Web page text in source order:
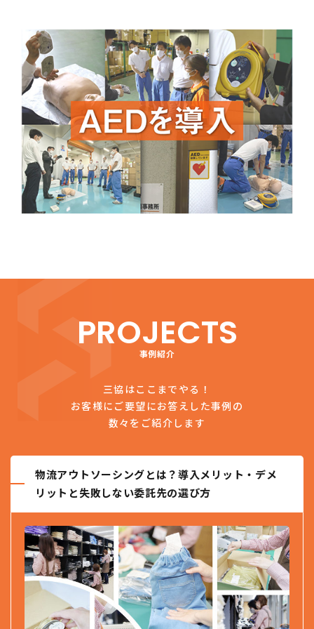
PROJECTS
事例紹介
三協はここまでやる！
お客様にご要望にお答えした事例の
数々をご紹介します
物流アウトソーシングとは？導入メリット・デメ
リットと失敗しない委託先の選び方